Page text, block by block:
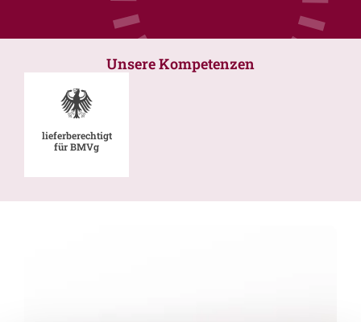
Unsere Kompetenzen
lieferberechtigt
für BMVg